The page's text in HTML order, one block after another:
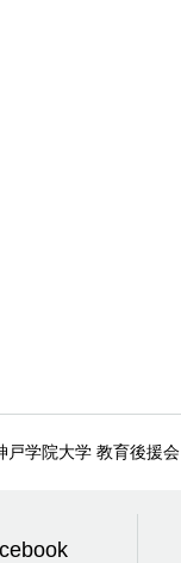
戸学院大学 教育後援会